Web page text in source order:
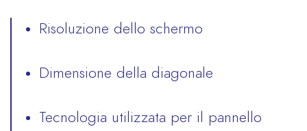
Risoluzione dello schermo
Dimensione della diagonale
Tecnologia utilizzata per il pannello